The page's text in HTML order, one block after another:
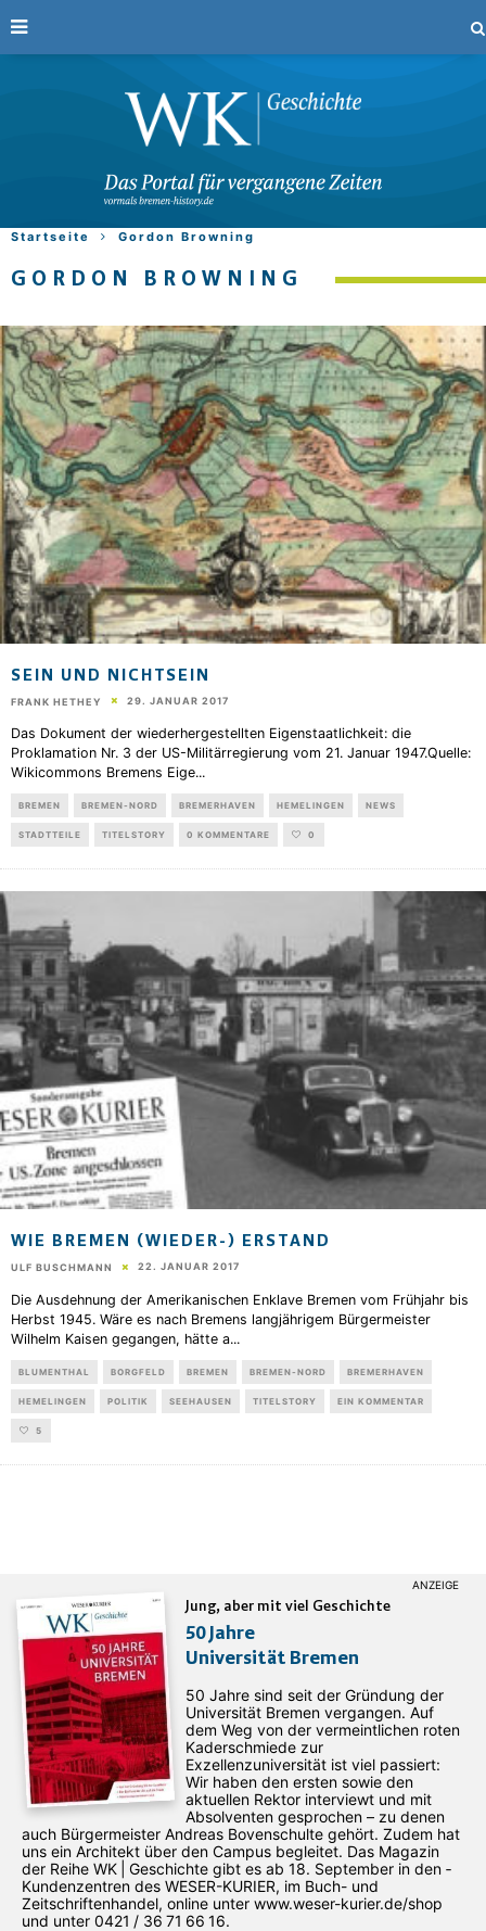
Startseite Gordon Browning
GORDON BROWNING
SEIN UND NICHTSEIN
FRANK HETHEY 29. JANUAR 2017
Das Dokument der wiederhergestellten Eigenstaatlichkeit: die
Proklamation Nr. 3 der US-Militärregierung vom 21. Januar 1947.Quelle:
Wikicommons Bremens Eige...
BREMEN BREMEN-NORD BREMERHAVEN HEMELINGEN NEWS
STADTTEILE TITELSTORY 0 KOMMENTARE 0
WIE BREMEN (WIEDER-) ERSTAND
ULF BUSCHMANN 22. JANUAR 2017
Die Ausdehnung der Amerikanischen Enklave Bremen vom Frühjahr bis
Herbst 1945. Wäre es nach Bremens langjährigem Bürgermeister
Wilhelm Kaisen gegangen, hätte a...
BLUMENTHAL BORGFELD BREMEN BREMEN-NORD BREMERHAVEN
HEMELINGEN POLITIK SEEHAUSEN TITELSTORY EIN KOMMENTAR
5
Jung, aber mit viel Geschichte
50 Jahre
Universität Bremen
50 Jahre sind seit der Gründung der
Universität Bremen vergangen. Auf
dem Weg von der vermeintlichen roten
Kaderschmiede zur
Exzellenzuniversität ist viel passiert:
Wir haben den ersten sowie den
aktuellen Rektor interviewt und mit
Absolventen gesprochen – zu denen
auch Bürgermeister Andreas Bovenschulte gehört. Zudem hat
uns ein Architekt über den Campus begleitet. Das Magazin
der Reihe WK | Geschichte gibt es ab 18. September in den ­
Kundenzentren des WESER-­KURIER, im Buch- und
Zeitschriftenhandel, online unter www.weser-kurier.de/shop
und unter 0421 / 36 71 66 16.